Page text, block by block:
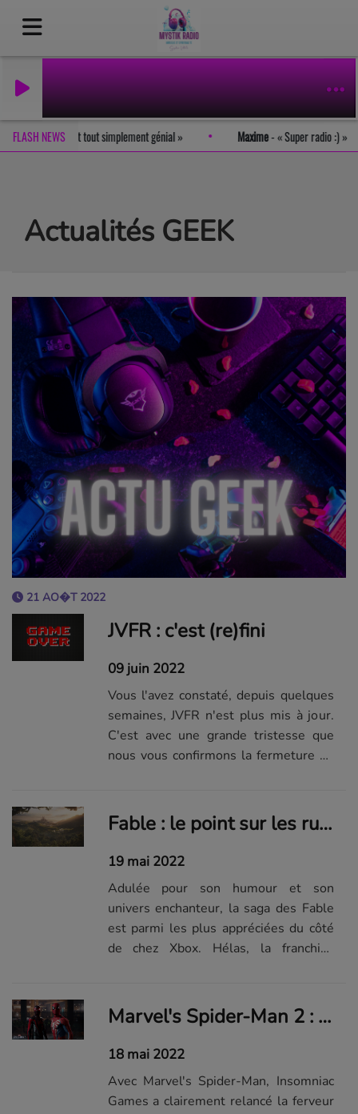
FLASH NEWS
Romain- Le site est tout simplement génial Maxime-
Actualités GEEK
21 AO�T 2022
JVFR : c'est (re)fini
09 juin 2022
Vous l'avez constaté, depuis quelques
semaines, JVFR n'est plus mis à jour.
C'est avec une grande tristesse que
nous vous confirmons la fermeture du
Fable : le point sur les rumeurs, ce que l'on sait, ce que l'on attend
19 mai 2022
Adulée pour son humour et son
univers enchanteur, la saga des Fable
est parmi les plus appréciées du côté
de chez Xbox. Hélas, la franchise
depuis plus de 11 ans. Mais cette
absence sera bientôt comblée avec cet
opus...
Marvel's Spider-Man 2 : le point sur les rumeurs, ce que l'on sait, ce que l'on attend
18 mai 2022
Avec Marvel's Spider-Man, Insomniac
Games a clairement relancé la ferveur